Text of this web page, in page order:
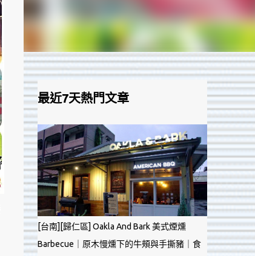
最近7天熱門文章
[台南][歸仁區] Oakla And Bark 美式煙燻
Barbecue｜原木慢燻下的牛頰與手撕豬｜食